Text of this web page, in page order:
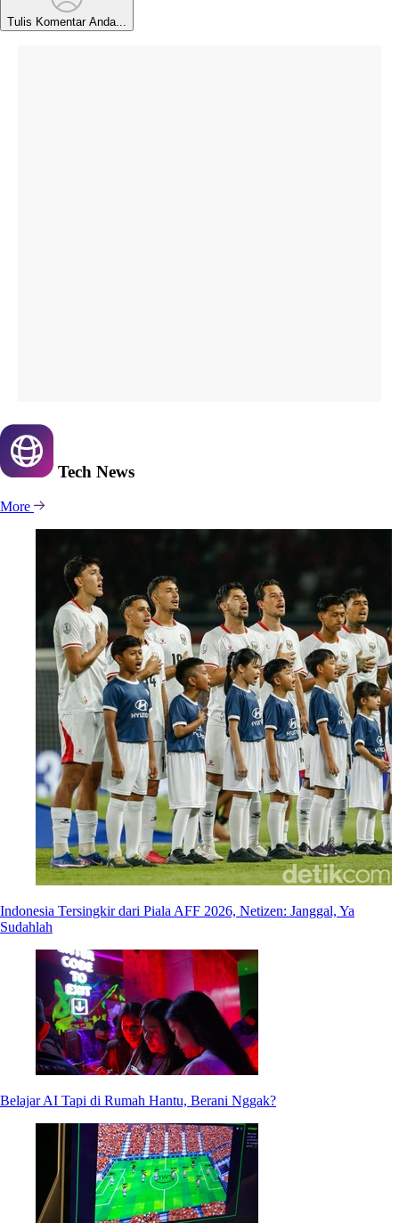
Tulis Komentar Anda...
Tech News
More
Indonesia Tersingkir dari Piala AFF 2026, Netizen: Janggal, Ya
Sudahlah
Belajar AI Tapi di Rumah Hantu, Berani Nggak?